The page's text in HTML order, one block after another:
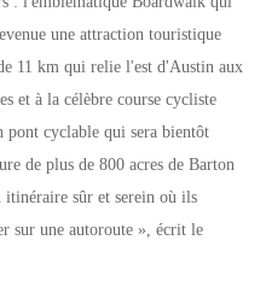
une attraction touristique
11 km qui relie l'est d'Austin aux
et à la célèbre course cycliste
pont cyclable qui sera bientôt
de plus de 800 acres de Barton
sûr et serein où ils
sur une autoroute », écrit le